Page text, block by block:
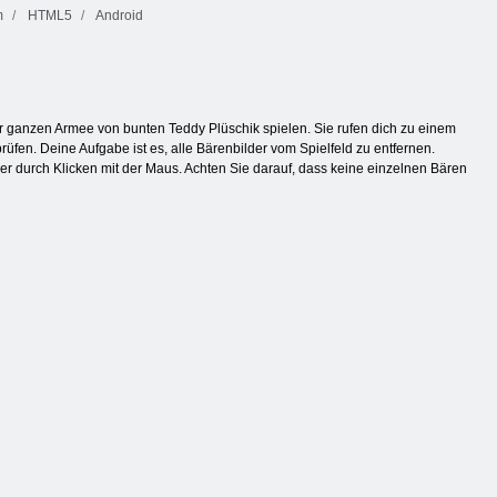
HTML5 Android
Armee von bunten Teddy Plüschik spielen. Sie rufen dich zu einem
Deine Aufgabe ist es, alle Bärenbilder vom Spielfeld zu entfernen.
durch Klicken mit der Maus. Achten Sie darauf, dass keine einzelnen Bären